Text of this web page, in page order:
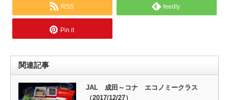
RSS feedly
Pin it
関連記事
JAL 成田～コナ エコノミークラス
（2017/12/27）